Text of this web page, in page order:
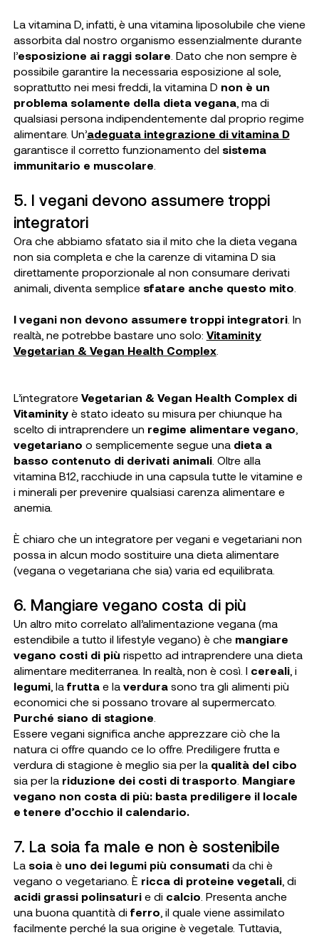
La vitamina D, infatti, è una vitamina liposolubile che viene
assorbita dal nostro organismo essenzialmente durante
l’esposizione ai raggi solare . Dato che non sempre è
possibile garantire la necessaria esposizione al sole,
soprattutto nei mesi freddi, la vitamina D non è un
problema solamente della dieta vegana, ma di
qualsiasi persona indipendentemente dal proprio regime
alimentare. Un’adeguata integrazione di vitamina D
garantisce il corretto funzionamento del sistema
immunitario e muscolare
5. I vegani devono assumere troppi
integratori
Ora che abbiamo sfatato sia il mito che la dieta vegana
non sia completa e che la carenze di vitamina D sia
direttamente proporzionale al non consumare derivati
animali, diventa semplice sfatare anche questo mito
I vegani non devono assumere troppi integratori. In
realtà, ne potrebbe bastare uno solo: Vitaminity
Vegetarian & Vegan Health Complex.
L’integratore Vegetarian & Vegan Health Complex di
Vitaminityè stato ideato su misura per chiunque ha
scelto di intraprendere un regime alimentare vegano
vegetariano o semplicemente segue una dieta a
basso contenuto di derivati animali. Oltre alla
vitamina B12, racchiude in una capsula tutte le vitamine e
i minerali per prevenire qualsiasi carenza alimentare e
anemia.
È chiaro che un integratore per vegani e vegetariani non
possa in alcun modo sostituire una dieta alimentare
(vegana o vegetariana che sia) varia ed equilibrata.
6. Mangiare vegano costa di più
Un altro mito correlato all’alimentazione vegana (ma
estendibile a tutto il lifestyle vegano) è che mangiare
vegano costi di più rispetto ad intraprendere una dieta
alimentare mediterranea. In realtà, non è così. I cereali, i
legumi, la fruttae laverdurasono tra gli alimenti più
economici che si possano trovare al supermercato.
Purché siano di stagione
Essere vegani significa anche apprezzare ciò che la
natura ci offre quando ce lo offre. Prediligere frutta e
verdura di stagione è meglio sia per la qualità del cibo
sia per la riduzione dei costi di trasporto Mangiare
vegano non costa di più: basta prediligere il locale
e tenere d’occhio il calendario.
7. La soia fa male e non è sostenibile
La soiaè uno dei legumi più consumatida chi è
vegano o vegetariano. È ricca di proteine vegetali, di
acidi grassi polinsaturie di calcio . Presenta anche
una buona quantità di ferro , il quale viene assimilato
facilmente perché la sua origine è vegetale. Tuttavia,